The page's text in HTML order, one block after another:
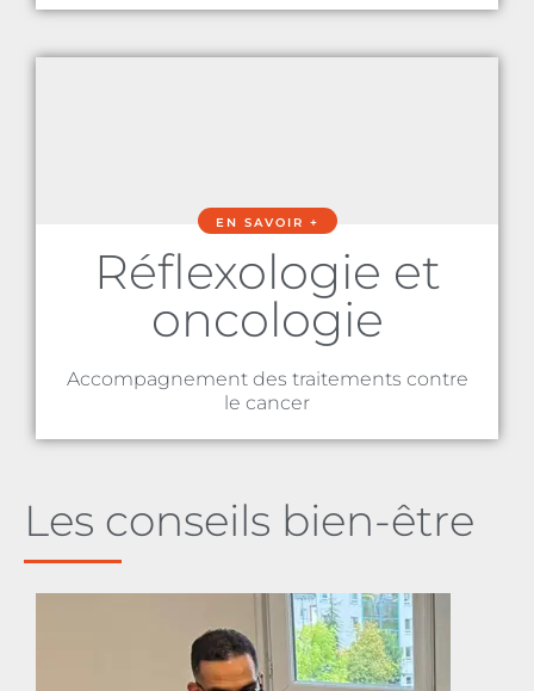
Réflexologie et
oncologie
Accompagnement des traitements contre
le cancer
EN SAVOIR +
Les conseils bien-être